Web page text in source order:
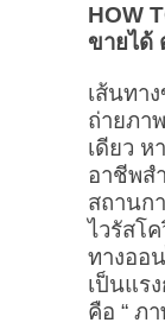
HOW
ขายได้
เส้นทา
ถ่ายภา
เดียว ห
อาชีพส
สถานก
ไวรัสโ
ทางออ
เป็นแร
คือ “ ภา